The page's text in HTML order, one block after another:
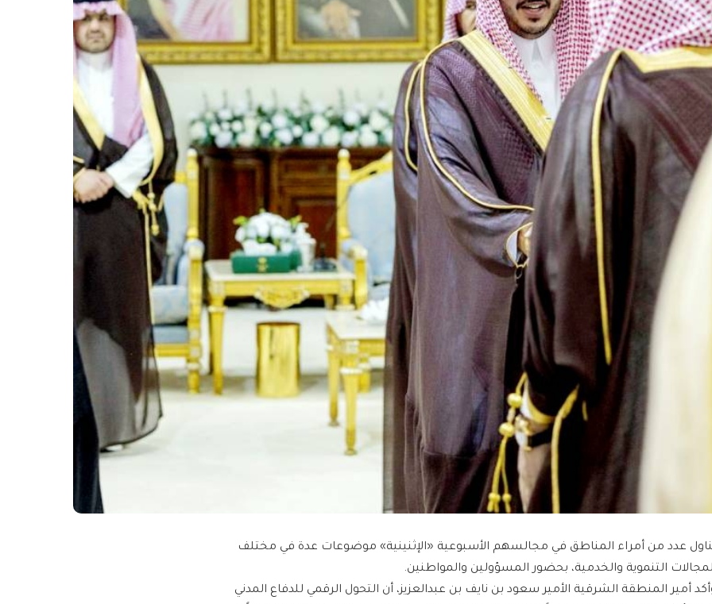
عدد من أمراء المناطق في مجالسهم الأسبوعية «الإثنينية» موضوعات عدة في مختلف
التنموية والخدمية، بحضور المسؤولين والمواطنين.
أمير المنطقة الشرقية الأمير سعود بن نايف بن عبدالعزيز، أن التحول الرقمي للدفاع المدني